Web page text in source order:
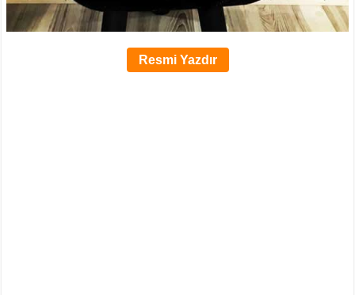
Resmi Yazdır